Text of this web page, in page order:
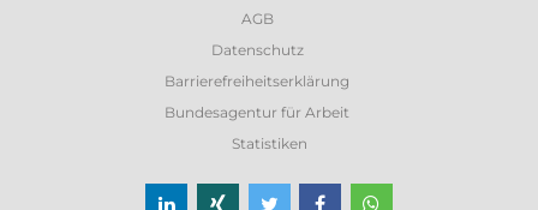
AGB
Datenschutz
Barrierefreiheitserklärung
Bundesagentur für Arbeit
Statistiken